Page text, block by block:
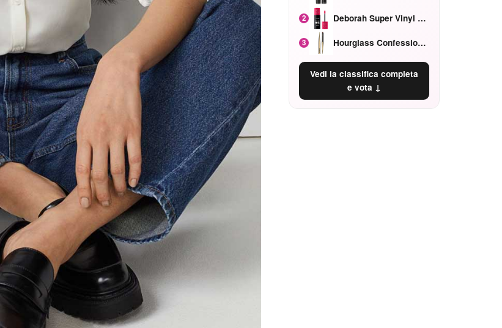
2 Deborah Super Vinyl Shake Rosa Ciliegia
3 Hourglass Confession Ricaricabile Ultra Preciso Ad Alta Intensità Secretly Classic Red
Vedi la classifica completa
e vota ↓